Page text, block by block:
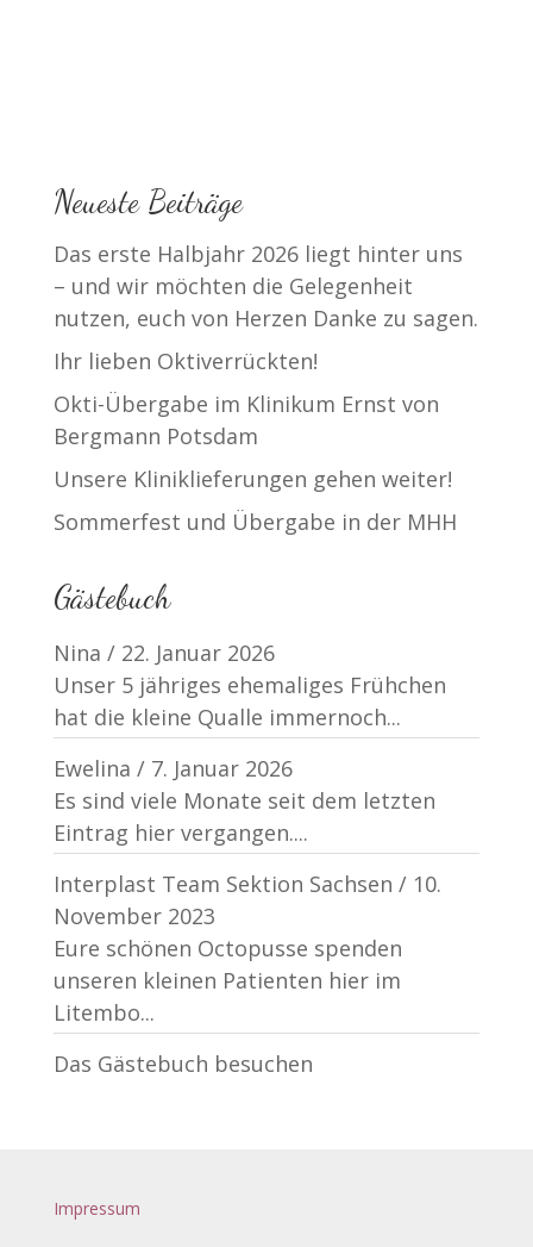
Neueste Beiträge
Das erste Halbjahr 2026 liegt hinter uns
– und wir möchten die Gelegenheit
nutzen, euch von Herzen Danke zu sagen.
Ihr lieben Oktiverrückten!
Okti-Übergabe im Klinikum Ernst von
Bergmann Potsdam
Unsere Kliniklieferungen gehen weiter!
Sommerfest und Übergabe in der MHH
Gästebuch
Nina / 22. Januar 2026
Unser 5 jähriges ehemaliges Frühchen
hat die kleine Qualle immernoch...
Ewelina / 7. Januar 2026
Es sind viele Monate seit dem letzten
Eintrag hier vergangen....
Interplast Team Sektion Sachsen / 10.
November 2023
Eure schönen Octopusse spenden
unseren kleinen Patienten hier im
Litembo...
Das Gästebuch besuchen
Impressum